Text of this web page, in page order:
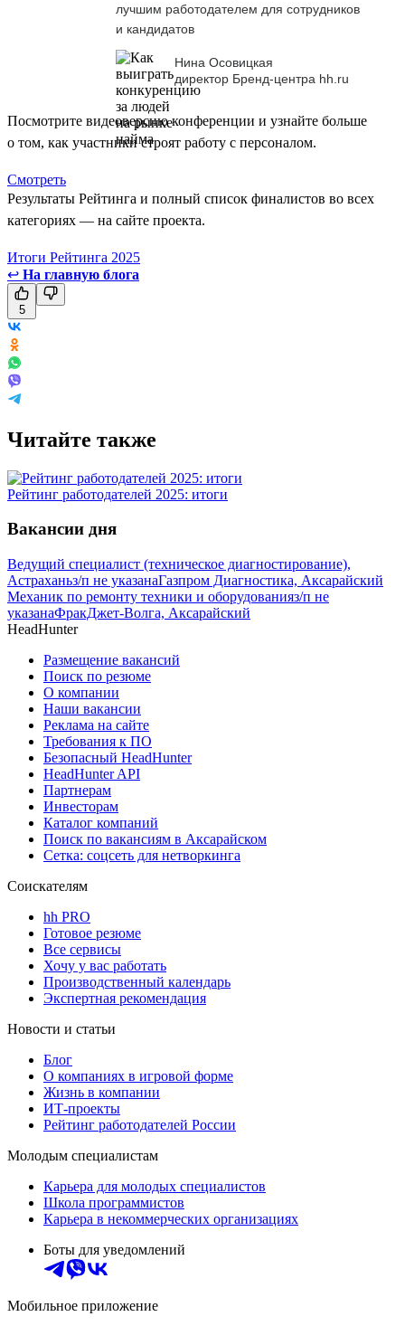
лучшим работодателем для сотрудников
и кандидатов
Нина Осовицкая
директор Бренд-центра hh.ru
Посмотрите видеоверсию конференции и узнайте больше
о том, как участники строят работу с персоналом.
Смотреть
Результаты Рейтинга и полный список финалистов во всех
категориях — на сайте проекта.
Итоги Рейтинга 2025
↩ На главную блога
5
Читайте также
Рейтинг работодателей 2025: итоги
Вакансии дня
Ведущий специалист (техническое диагностирование),
Астраханьз/п не указанаГазпром Диагностика, Аксарайский
Механик по ремонту техники и оборудованияз/п не
указанаФракДжет-Волга, Аксарайский
HeadHunter
Размещение вакансий
Поиск по резюме
О компании
Наши вакансии
Реклама на сайте
Требования к ПО
Безопасный HeadHunter
HeadHunter API
Партнерам
Инвесторам
Каталог компаний
Поиск по вакансиям в Аксарайском
Сетка: соцсеть для нетворкинга
Соискателям
hh PRO
Готовое резюме
Все сервисы
Хочу у вас работать
Производственный календарь
Экспертная рекомендация
Новости и статьи
Блог
О компаниях в игровой форме
Жизнь в компании
ИТ-проекты
Рейтинг работодателей России
Молодым специалистам
Карьера для молодых специалистов
Школа программистов
Карьера в некоммерческих организациях
Боты для уведомлений
Мобильное приложение